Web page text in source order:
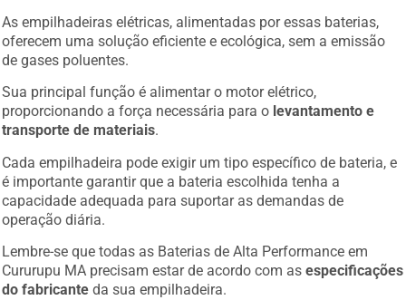
As empilhadeiras elétricas, alimentadas por essas baterias,
oferecem uma solução eficiente e ecológica, sem a emissão
de gases poluentes.
Sua principal função é alimentar o motor elétrico,
proporcionando a força necessária para o levantamento e
transporte de materiais.
Cada empilhadeira pode exigir um tipo específico de bateria, e
é importante garantir que a bateria escolhida tenha a
capacidade adequada para suportar as demandas de
operação diária.
Lembre-se que todas as Baterias de Alta Performance em
Cururupu MA precisam estar de acordo com as especificações
do fabricante da sua empilhadeira.